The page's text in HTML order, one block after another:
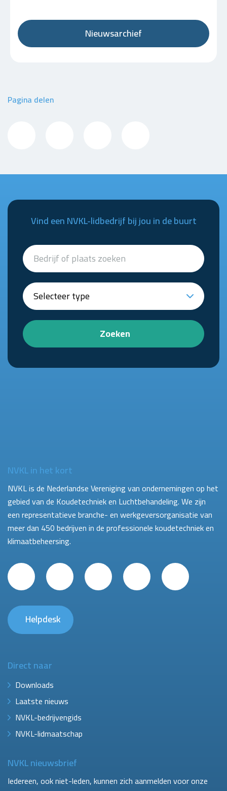
Nieuwsarchief
Pagina delen
Vind een NVKL-lidbedrijf bij jou in de buurt
Zoeken
NVKL in het kort
NVKL is de Nederlandse Vereniging van ondernemingen op het
gebied van de Koudetechniek en Luchtbehandeling. We zijn
een representatieve branche- en werkgeversorganisatie van
meer dan 450 bedrijven in de professionele koudetechniek en
klimaatbeheersing.
Helpdesk
Direct naar
Downloads
Laatste nieuws
NVKL-bedrijvengids
NVKL-lidmaatschap
NVKL nieuwsbrief
Iedereen, ook niet-leden, kunnen zich aanmelden voor onze